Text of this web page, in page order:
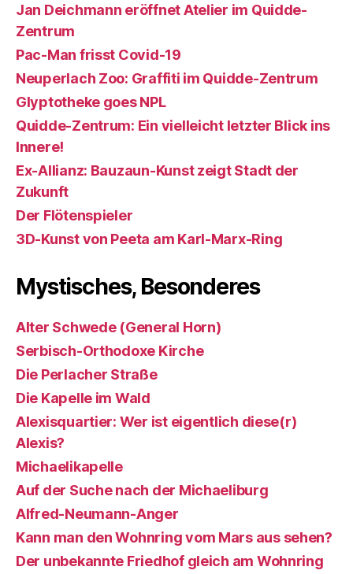
Jan Deichmann eröffnet Atelier im Quidde-
Zentrum
Pac-Man frisst Covid-19
Neuperlach Zoo: Graffiti im Quidde-Zentrum
Glyptotheke goes NPL
Quidde-Zentrum: Ein vielleicht letzter Blick ins
Innere!
Ex-Allianz: Bauzaun-Kunst zeigt Stadt der
Zukunft
Der Flötenspieler
3D-Kunst von Peeta am Karl-Marx-Ring
Mystisches, Besonderes
Alter Schwede (General Horn)
Serbisch-Orthodoxe Kirche
Die Perlacher Straße
Die Kapelle im Wald
Alexisquartier: Wer ist eigentlich diese(r)
Alexis?
Michaelikapelle
Auf der Suche nach der Michaeliburg
Alfred-Neumann-Anger
Kann man den Wohnring vom Mars aus sehen?
Der unbekannte Friedhof gleich am Wohnring